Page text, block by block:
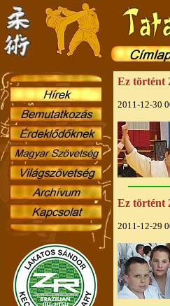
Ez történt
2011-12-30
Ez történt
2011-12-29